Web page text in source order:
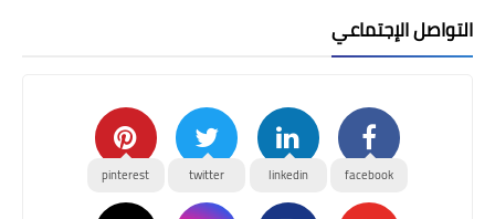
التواصل الإجتماعي
facebook
linkedin
twitter
pinterest